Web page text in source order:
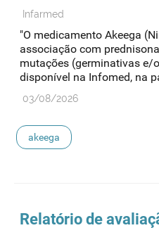
Infarmed
"O medicamento Akeega
associação com
mutações (germinativas e/
disponível na Infomed, na
03/08/2026
akeega
Relatório de